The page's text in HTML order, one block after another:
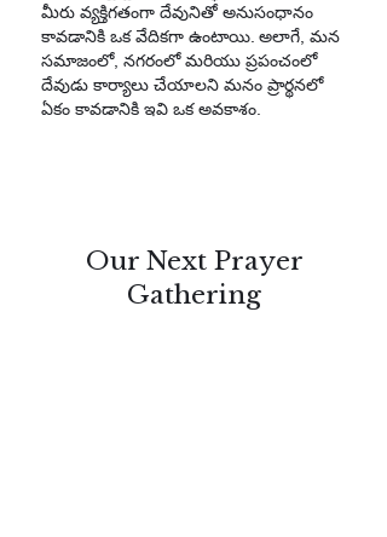
మీరు వ్యక్తిగతంగా దేవునితో అనుసంధానం
కావడానికి ఒక వేదికగా ఉంటాయి. అలాగే, మన
సమాజంలో, నగరంలో మరియు ప్రపంచంలో
దేవుడు కార్యాలు చేయాలని మనం ప్రార్థనలో
ఏకం కావడానికి ఇవి ఒక అవకాశం.
Our Next Prayer
Gathering